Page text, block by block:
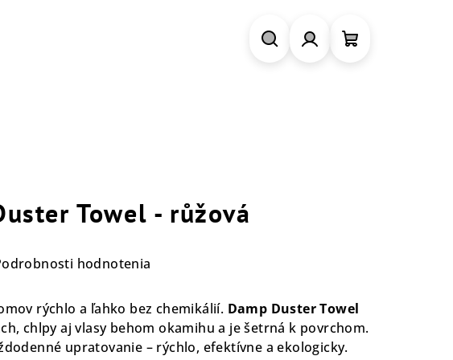
Towel - růžová
hodnotenia
rýchlo a ľahko bez chemikálií. Damp Duster Towel
chlpy aj vlasy behom okamihu a je šetrná k povrchom.
upratovanie – rýchlo, efektívne a ekologicky.